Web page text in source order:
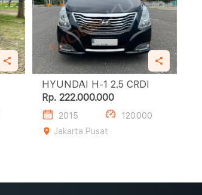
HYUNDAI H-1 2.5 CRDI
Rp. 222.000.000
2015
120.000
Jakarta Pusat